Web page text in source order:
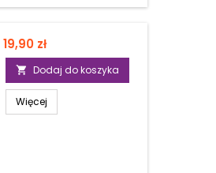
Cena
19,90 zł
 Dodaj do koszyka
Więcej